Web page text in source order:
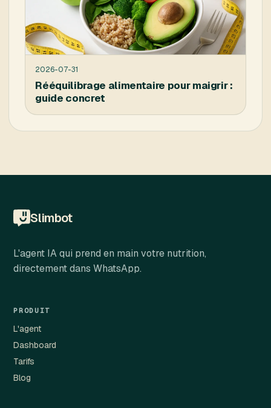
2026-07-31
Rééquilibrage alimentaire pour maigrir :
guide concret
Slimbot
L'agent IA qui prend en main votre nutrition,
directement dans WhatsApp.
PRODUIT
L'agent
Dashboard
Tarifs
Blog